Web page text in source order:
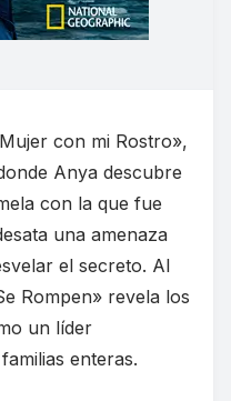
con mi Rostro»,
Anya descubre
con la que fue
una amenaza
el secreto. Al
Rompen» revela los
un líder
enteras.